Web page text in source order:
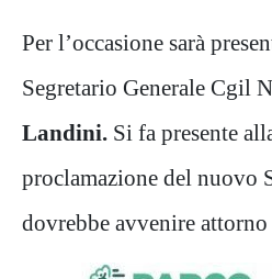
Per l’occasione sarà
Segretario Generale Cgil
Landini. Si fa presente
proclamazione del nuovo
dovrebbe avvenire